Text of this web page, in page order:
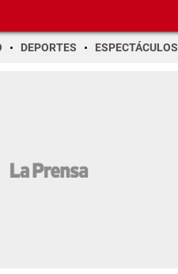
DEPORTES ESPECTÁCULOS